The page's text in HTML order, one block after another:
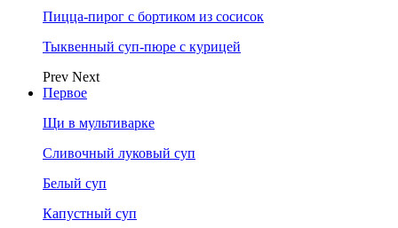
Пицца-пирог с бортиком из сосисок
Тыквенный суп-пюре с курицей
Prev Next
Первое
Щи в мультиварке
Сливочный луковый суп
Белый суп
Капустный суп